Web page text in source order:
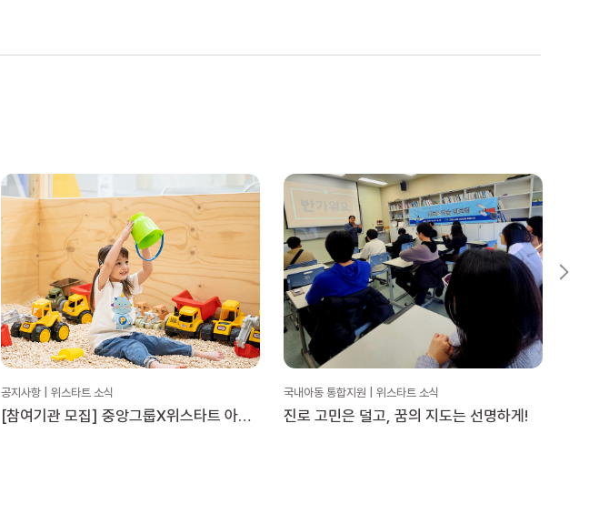
공지사항 | 위스타트 소식
[참여기관 모집] 중앙그룹X위스타트 아동
국내아동 통합지원 | 위스타트 소식
진로 고민은 덜고, 꿈의 지도는 선명하게!